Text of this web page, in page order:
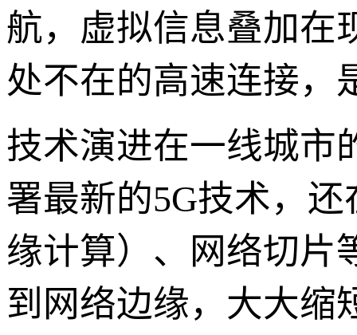
航，虚拟信息叠加在
处不在的高速连接，
技术演进在一线城市
署最新的5G技术，
缘计算）、网络切片
到网络边缘，大大缩